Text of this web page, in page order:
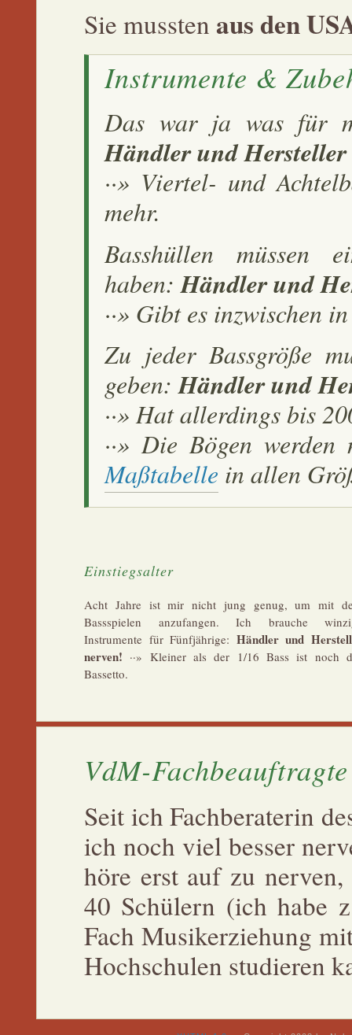
Sie mussten aus den
Instrumente &
Das war ja was für
Händler und
··» Viertel- und
mehr.
Basshüllen müssen
haben:Händler und
··» Gibt es inzwischen
Zu jeder Bassgröße
geben:Händler und
··» Hat allerdings bis
··» Die Bögen
Maßtabelle in allen
Einstiegsalter
Acht Jahre ist mir nicht jung genug, um mit
Bassspielen anzufangen. Ich brauche
Instrumente für Fünfjährige: Händler und
nerven! ··» Kleiner als der 1/16 Bass ist noch
Bassetto.
VdM-Fachbeauftragte
Seit ich Fachberaterin
ich noch viel besser
höre erst auf zu nerven,
40 Schülern (ich habe
Fach Musikerziehung
Hochschulen studieren